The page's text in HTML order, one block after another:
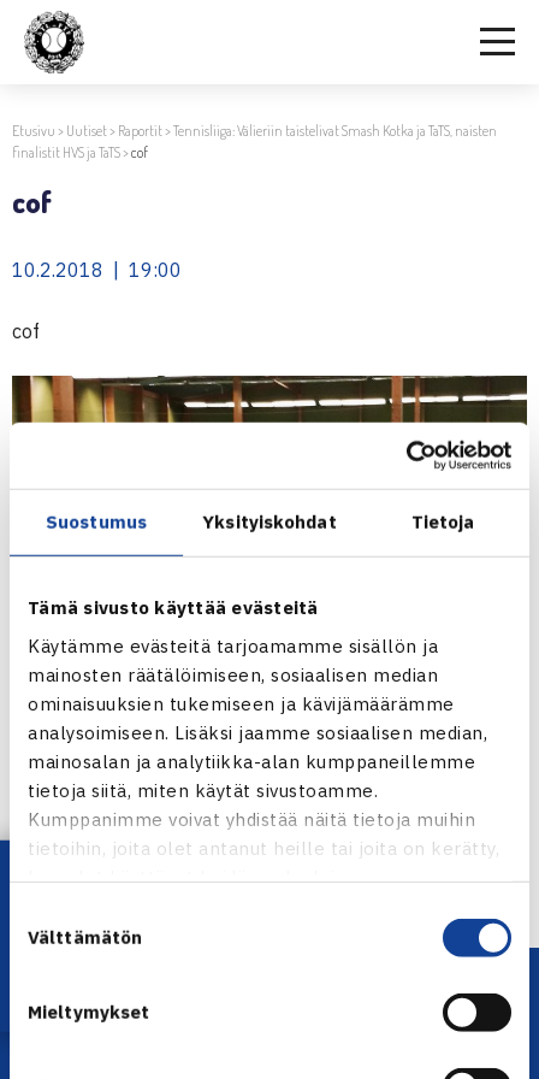
Suostumus Yksityiskohdat Tietoja
Tämä sivusto käyttää evästeitä
Käytämme evästeitä tarjoamamme sisällön ja
mainosten räätälöimiseen, sosiaalisen median
ominaisuuksien tukemiseen ja kävijämäärämme
analysoimiseen. Lisäksi jaamme sosiaalisen median,
mainosalan ja analytiikka-alan kumppaneillemme
tietoja siitä, miten käytät sivustoamme.
Kumppanimme voivat yhdistää näitä tietoja muihin
tietoihin, joita olet antanut heille tai joita on kerätty,
kun olet käyttänyt heidän palvelujaan.
valinta
Välttämätön
Mieltymykset
Etusivu > Uutiset> Raportit>Tennisliiga: Välieriin taistelivat Smash Kotka ja TaTS, naisten
finalistit HVS ja TaTS>cof
cof
10.2.2018 | 19:00
cof
Jaa:
← Edellinen
Lataa OmaTennis!